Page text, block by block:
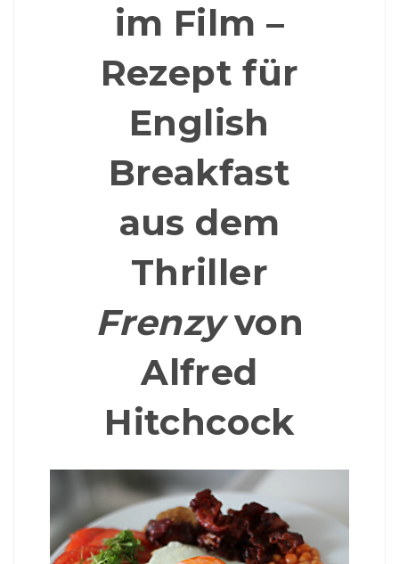
im Film –
Rezept für
English
Breakfast
aus dem
Thriller
Frenzyvon
Alfred
Hitchcock